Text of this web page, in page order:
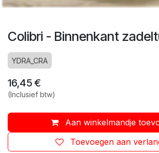
Colibri - Binnenkant
YDRA_CRA
16,45 €
(Inclusief btw)
Aan winkelmandje
Toevoegen aan